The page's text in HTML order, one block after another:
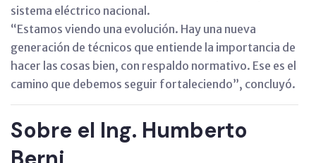
sistema eléctrico nacional.
“Estamos viendo una evolución. Hay una nueva
generación de técnicos que entiende la importancia de
hacer las cosas bien, con respaldo normativo. Ese es el
camino que debemos seguir fortaleciendo”, concluyó.
Sobre el Ing. Humberto